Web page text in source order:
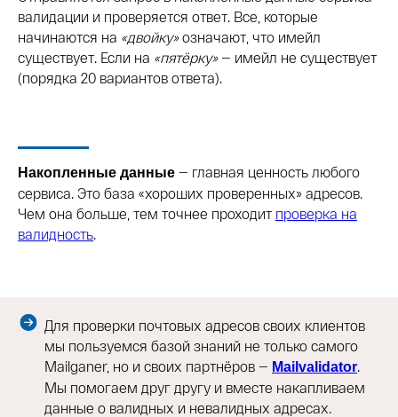
валидации и проверяется ответ. Все, которые
начинаются на «двойку»означают, что имейл
существует. Если на «пятёрку»— имейл не существует
(порядка 20 вариантов ответа).
Накопленные данные — главная ценность любого
сервиса. Это база «хороших проверенных» адресов.
Чем она больше, тем точнее проходит проверка на
валидность.
Для проверки почтовых адресов своих клиентов
мы пользуемся базой знаний не только самого
Mailganer, но и своих партнёров — Mailvalidator.
Мы помогаем друг другу и вместе накапливаем
данные о валидных и невалидных адресах.